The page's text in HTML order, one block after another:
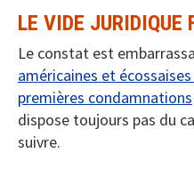
LE VIDE JURIDIQUE
Le constat est
américaines et
premières condamnations
dispose toujours pas du
suivre.